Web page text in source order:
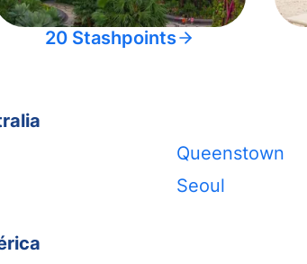
20 Stashpoints
Queenstown
Seoul